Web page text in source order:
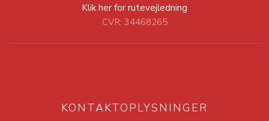
Klik her for rutevejledning
CVR: 34468265
KONTAKTOPLYSNINGER